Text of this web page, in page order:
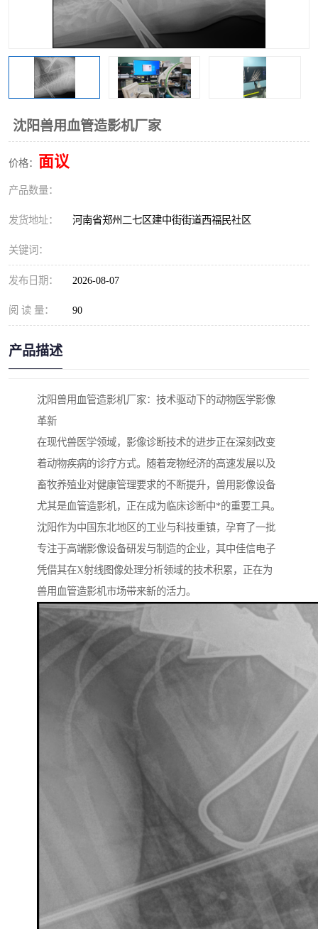
沈阳兽用血管造影机厂家
价格： 面议
产品数量：
发货地址： 河南省郑州二七区建中街街道西福民社区
关键词：
发布日期： 2026-08-07
阅 读 量： 90
产品描述
沈阳兽用血管造影机厂家：技术驱动下的动物医学影像
革新
在现代兽医学领域，影像诊断技术的进步正在深刻改变
着动物疾病的诊疗方式。随着宠物经济的高速发展以及
畜牧养殖业对健康管理要求的不断提升，兽用影像设备
尤其是血管造影机，正在成为临床诊断中*的重要工具。
沈阳作为中国东北地区的工业与科技重镇，孕育了一批
专注于高端影像设备研发与制造的企业，其中佳信电子
凭借其在X射线图像处理分析领域的技术积累，正在为
兽用血管造影机市场带来新的活力。